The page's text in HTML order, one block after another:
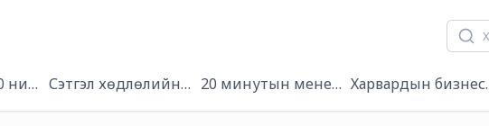
нийтлэлСэтгэл хөдлөлийн чадамж20 минутын менежерХарвардын